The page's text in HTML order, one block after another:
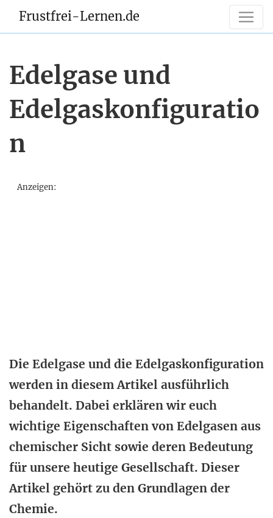
Frustfrei-Lernen.de
Edelgase und
Edelgaskonfiguratio
n
Anzeigen:
Die Edelgase und die Edelgaskonfiguration
werden in diesem Artikel ausführlich
behandelt. Dabei erklären wir euch
wichtige Eigenschaften von Edelgasen aus
chemischer Sicht sowie deren Bedeutung
für unsere heutige Gesellschaft. Dieser
Artikel gehört zu den Grundlagen der
Chemie.